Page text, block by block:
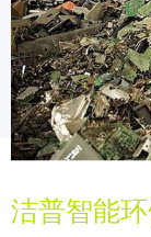
洁普智能